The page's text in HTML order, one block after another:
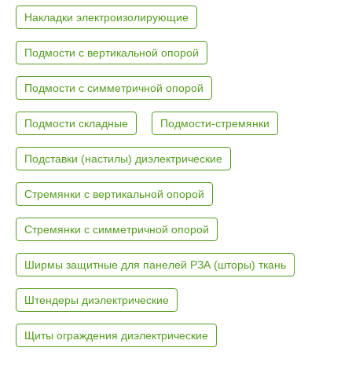
Накладки электроизолирующие
Подмости с вертикальной опорой
Подмости с симметричной опорой
Подмости складные Подмости-стремянки
Подставки (настилы) диэлектрические
Стремянки с вертикальной опорой
Стремянки с симметричной опорой
Ширмы защитные для панелей РЗА (шторы) ткань
Штендеры диэлектрические
Щиты ограждения диэлектрические